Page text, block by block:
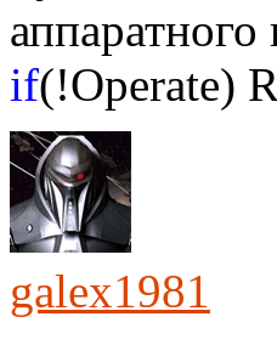
if(!Operate)
galex1981